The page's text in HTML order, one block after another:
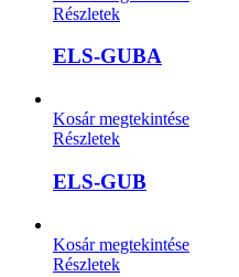
Részletek
ELS-GUBA
Kosár megtekintése
Részletek
ELS-GUB
Kosár megtekintése
Részletek